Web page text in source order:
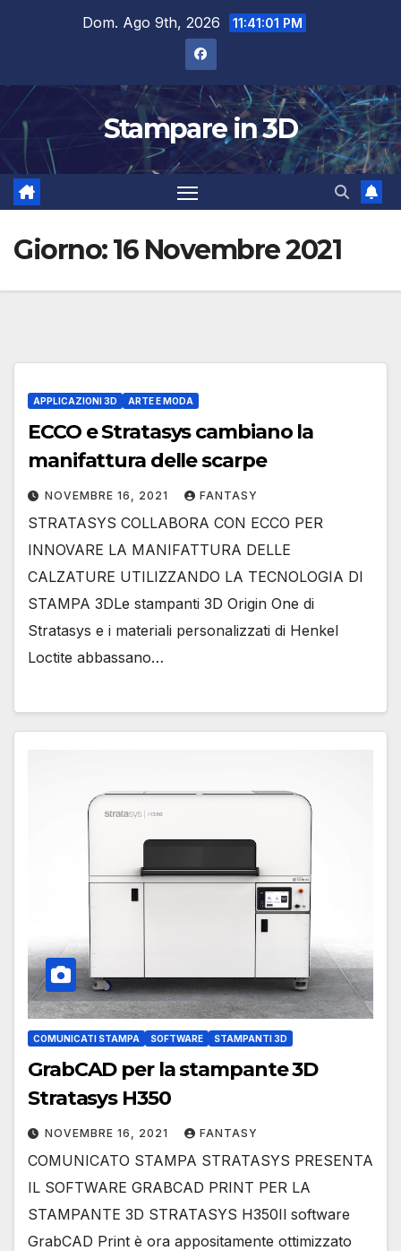
Dom. Ago 9th, 2026 11:41:02 PM
Stampare in 3D
Giorno:16 Novembre 2021
APPLICAZIONI 3D ARTE E MODA
ECCO e Stratasys cambiano la
manifattura delle scarpe
NOVEMBRE 16, 2021 FANTASY
STRATASYS COLLABORA CON ECCO PER
INNOVARE LA MANIFATTURA DELLE
CALZATURE UTILIZZANDO LA TECNOLOGIA DI
STAMPA 3DLe stampanti 3D Origin One di
Stratasys e i materiali personalizzati di Henkel
Loctite abbassano…
COMUNICATI STAMPA SOFTWARE STAMPANTI 3D
GrabCAD per la stampante 3D
Stratasys H350
NOVEMBRE 16, 2021 FANTASY
COMUNICATO STAMPA STRATASYS PRESENTA
IL SOFTWARE GRABCAD PRINT PER LA
STAMPANTE 3D STRATASYS H350Il software
GrabCAD Print è ora appositamente ottimizzato